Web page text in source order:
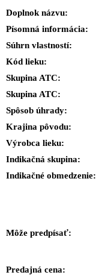
Doplnok názvu:
Písomná informácia:
Súhrn vlastností:
Kód lieku:
Skupina ATC:
Skupina ATC:
Spôsob úhrady:
Krajina pôvodu:
Výrobca lieku:
Indikačná skupina:
Indikačné obmedzenie:
Môže predpísať:
Predajná cena: